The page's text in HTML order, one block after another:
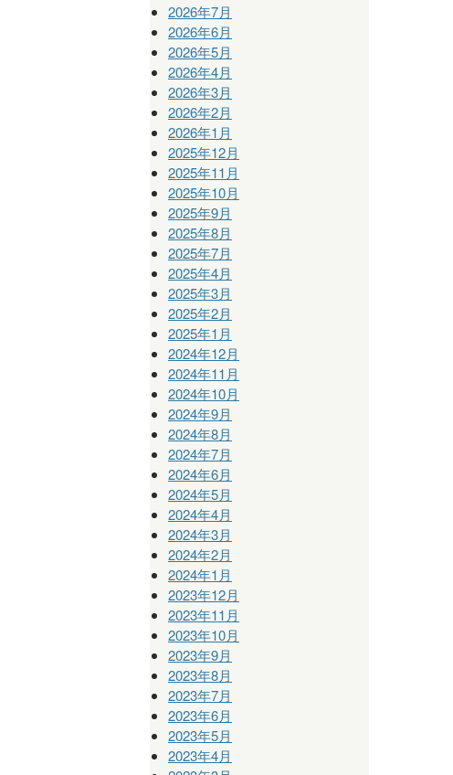
2026年7月
2026年6月
2026年5月
2026年4月
2026年3月
2026年2月
2026年1月
2025年12月
2025年11月
2025年10月
2025年9月
2025年8月
2025年7月
2025年4月
2025年3月
2025年2月
2025年1月
2024年12月
2024年11月
2024年10月
2024年9月
2024年8月
2024年7月
2024年6月
2024年5月
2024年4月
2024年3月
2024年2月
2024年1月
2023年12月
2023年11月
2023年10月
2023年9月
2023年8月
2023年7月
2023年6月
2023年5月
2023年4月